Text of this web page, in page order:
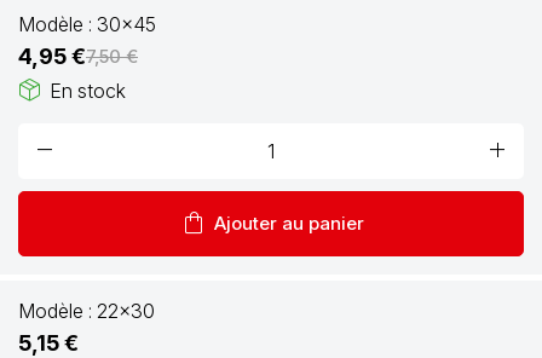
Modèle : 30x45
4,95 €7,50 €
package_2 En stock
remove add
shopping_bag Ajouter au panier
Modèle : 22x30
5,15 €